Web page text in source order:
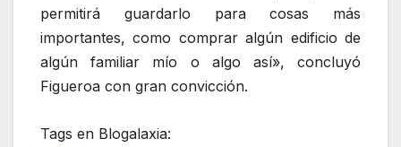
permitirá guardarlo para cosas más
importantes, como comprar algún edificio de
algún familiar mío o algo así», concluyó
Figueroa con gran convicción.
Tags en Blogalaxia: